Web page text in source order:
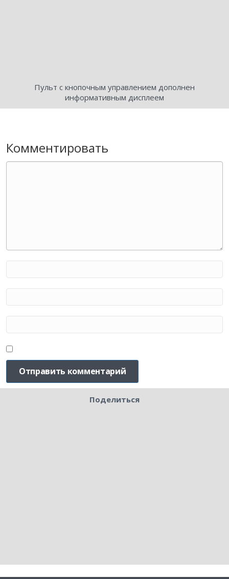
Пульт с кнопочным управлением дополнен
информативным дисплеем
Комментировать
Поделиться